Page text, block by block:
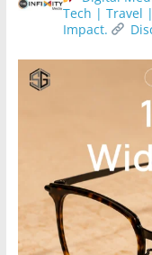
Tech | Travel
Impact.